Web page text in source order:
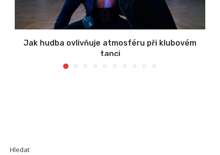
Jak hudba ovlivňuje atmosféru při klubovém
tanci
Hledat